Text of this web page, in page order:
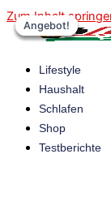
Zum Inhalt
Lifestyle
Haushalt
Schlafen
Shop
Testberichte
Angebot!
Angebot!
Angebot!
Angebot!